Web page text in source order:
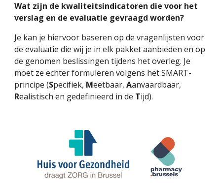
Wat zijn de kwaliteitsindicatoren die voor het
verslag en de evaluatie gevraagd worden?
Je kan je hiervoor baseren op de vragenlijsten voor
de evaluatie die wij je in elk pakket aanbieden en op
de genomen beslissingen tijdens het overleg. Je
moet ze echter formuleren volgens het SMART-
principe (Specifiek, Meetbaar,Aanvaardbaar,
Realistisch en gedefinieerd in de Tijd).